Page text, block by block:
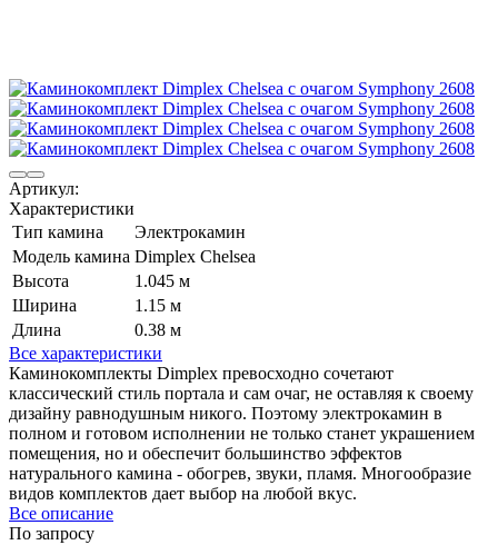
Артикул:
Характеристики
Тип камина
Электрокамин
Модель камина Dimplex Chelsea
Высота
1.045 м
Ширина
1.15 м
Длина
0.38 м
Все характеристики
Каминокомплекты Dimplex превосходно сочетают
классический стиль портала и сам очаг, не оставляя к своему
дизайну равнодушным никого. Поэтому электрокамин в
полном и готовом исполнении не только станет украшением
помещения, но и обеспечит большинство эффектов
натурального камина - обогрев, звуки, пламя. Многообразие
видов комплектов дает выбор на любой вкус.
Все описание
По запросу